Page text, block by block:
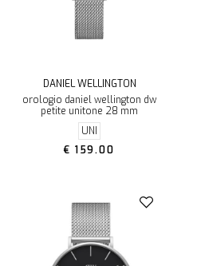
DANIEL WELLINGTON
orologio daniel wellington dw
petite unitone 28 mm
UNI
€ 159.00